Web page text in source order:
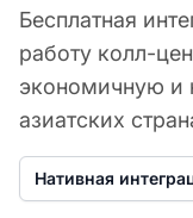
Бесплатная
работу колл-
экономичную и
азиатских
Нативная